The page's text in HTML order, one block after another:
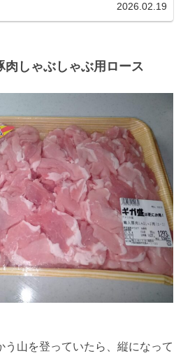
2026.02.19
肉しゃぶしゃぶ用ロース
う山を登っていたら、縦になって